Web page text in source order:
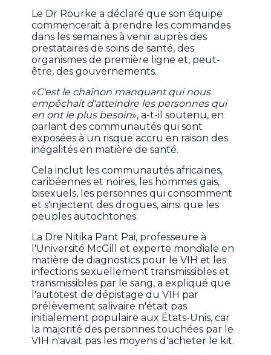
Le Dr Rourke a déclaré que son équipe
commencerait à prendre les commandes
dans les semaines à venir auprès des
prestataires de soins de santé, des
organismes de première ligne et, peut-
être, des gouvernements.
«C'est le chaînon manquant qui nous
empêchait d'atteindre les personnes qui
en ont le plus besoin», a-t-il soutenu, en
parlant des communautés qui sont
exposées à un risque accru en raison des
inégalités en matière de santé.
Cela inclut les communautés africaines,
caribéennes et noires, les hommes gais,
bisexuels, les personnes qui consomment
et s'injectent des drogues, ainsi que les
peuples autochtones.
La Dre Nitika Pant Pai, professeure à
l'Université McGill et experte mondiale en
matière de diagnostics pour le VIH et les
infections sexuellement transmissibles et
transmissibles par le sang, a expliqué que
l'autotest de dépistage du VIH par
prélèvement salivaire n'était pas
initialement populaire aux États-Unis, car
la majorité des personnes touchées par le
VIH n'avait pas les moyens d'acheter le kit.